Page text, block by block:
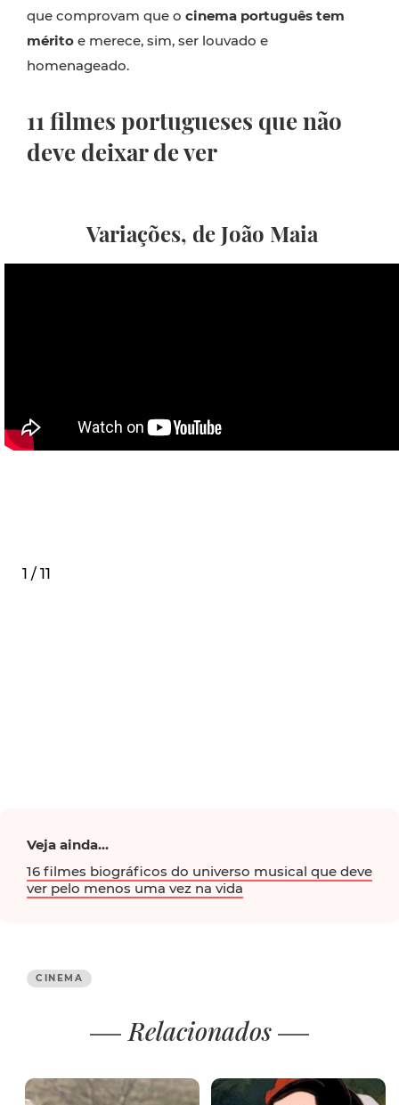
que comprovam que o cinema português tem
mérito e merece, sim, ser louvado e
homenageado.
11 filmes portugueses que não
deve deixar de ver
Variações, de João Maia
1 / 11
Veja ainda...
16 filmes biográficos do universo musical que deve
ver pelo menos uma vez na vida
CINEMA
Relacionados